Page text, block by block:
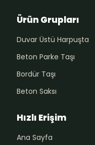
Ürün Grupları
Duvar Üstü Harpuşta
Beton Parke Taşı
Bordür Taşı
Beton Saksı
Hızlı Erişim
Ana Sayfa